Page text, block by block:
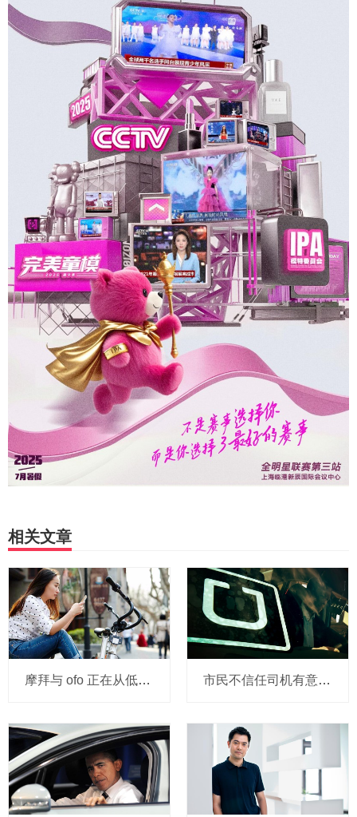
相关文章
摩拜与 ofo 正在从低端出发颠覆滴滴？三家的机会与风险 市民不信任司机有意见，Uber的匹兹堡自动驾驶路试难度不小，路况也来捣乱